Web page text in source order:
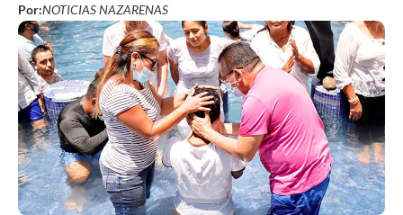
Por:NOTICIAS NAZARENAS